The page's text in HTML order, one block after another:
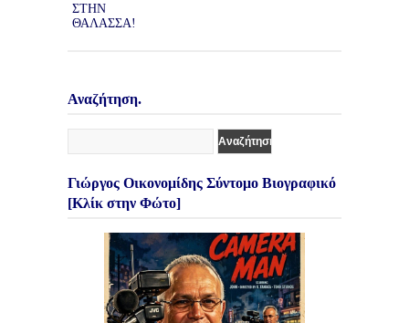
Αναζήτηση.
Γιώργος Οικονομίδης Σύντομο Βιογραφικό
[Κλίκ στην Φώτο]